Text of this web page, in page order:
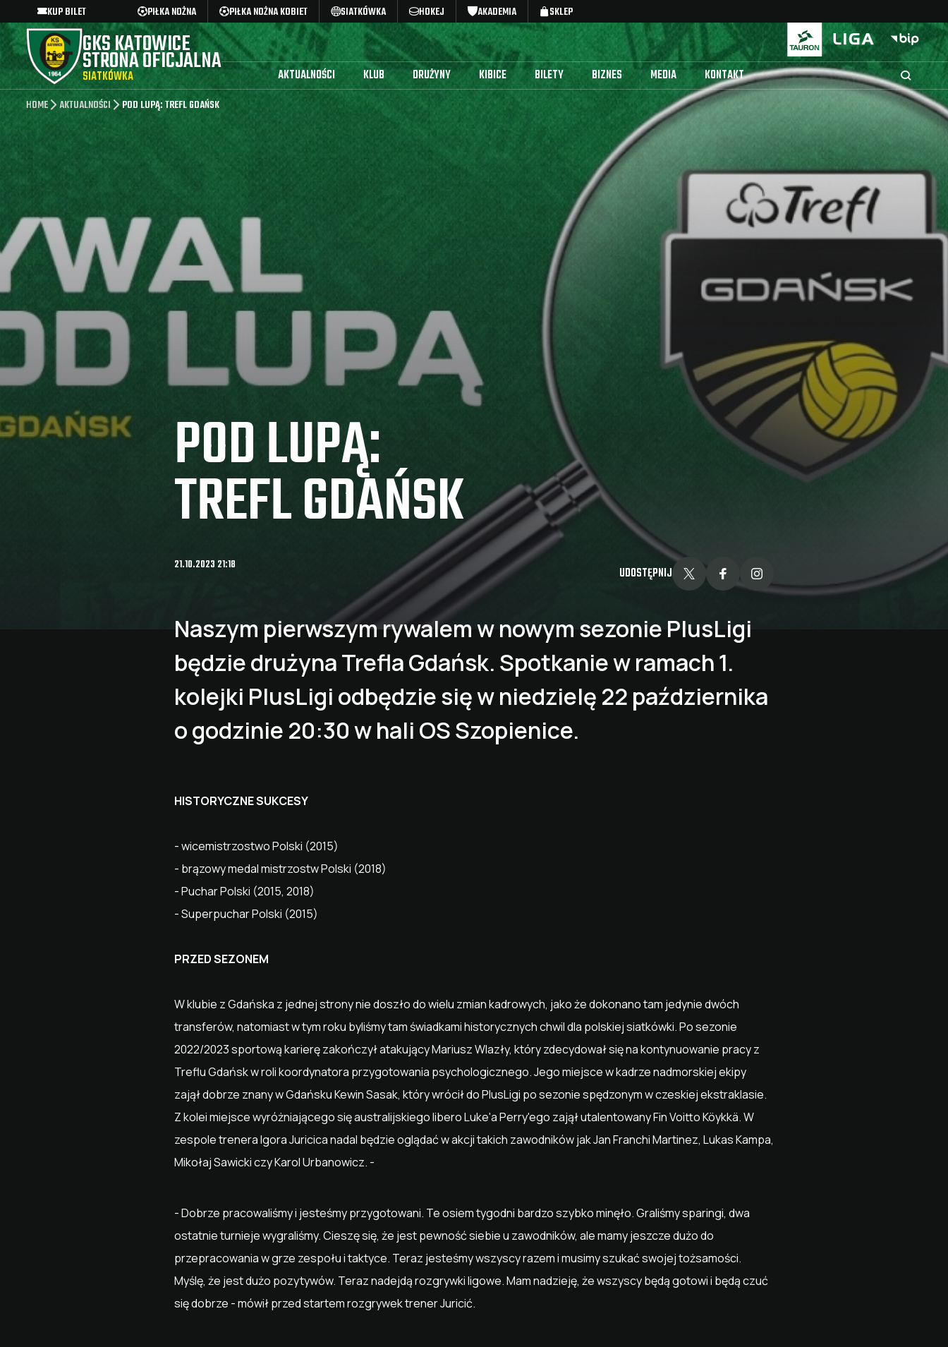
KUP BILET PIŁKA NOŻNA PIŁKA NOŻNA KOBIET SIATKÓWKA HOKEJ AKADEMIA SKLEP
GKS KATOWICE
STRONA OFICJALNA
SIATKÓWKA AKTUALNOŚCI KLUB DRUŻYNY KIBICE BILETY BIZNES MEDIA KONTAKT
HOME AKTUALNOŚCI POD LUPĄ: TREFL GDAŃSK
POD LUPĄ:
TREFL GDAŃSK
21.10.2023 21:18 UDOSTĘPNIJ
Naszym pierwszym rywalem w nowym sezonie PlusLigi
będzie drużyna Trefla Gdańsk. Spotkanie w ramach 1.
kolejki PlusLigi odbędzie się w niedzielę 22 października
o godzinie 20:30 w hali OS Szopienice.
HISTORYCZNE SUKCESY
- wicemistrzostwo Polski (2015)
- brązowy medal mistrzostw Polski (2018)
- Puchar Polski (2015, 2018)
- Superpuchar Polski (2015)
PRZED SEZONEM
W klubie z Gdańska z jednej strony nie doszło do wielu zmian kadrowych, jako że dokonano tam jedynie dwóch
transferów, natomiast w tym roku byliśmy tam świadkami historycznych chwil dla polskiej siatkówki. Po sezonie
2022/2023 sportową karierę zakończył atakujący Mariusz Wlazły, który zdecydował się na kontynuowanie pracy z
Treflu Gdańsk w roli koordynatora przygotowania psychologicznego. Jego miejsce w kadrze nadmorskiej ekipy
zajął dobrze znany w Gdańsku Kewin Sasak, który wrócił do PlusLigi po sezonie spędzonym w czeskiej ekstraklasie.
Z kolei miejsce wyróżniającego się australijskiego libero Luke'a Perry'ego zajął utalentowany Fin Voitto Köykkä. W
zespole trenera Igora Juricica nadal będzie oglądać w akcji takich zawodników jak Jan Franchi Martinez, Lukas Kampa,
Mikołaj Sawicki czy Karol Urbanowicz. -
- Dobrze pracowaliśmy i jesteśmy przygotowani. Te osiem tygodni bardzo szybko minęło. Graliśmy sparingi, dwa
ostatnie turnieje wygraliśmy. Cieszę się, że jest pewność siebie u zawodników, ale mamy jeszcze dużo do
przepracowania w grze zespołu i taktyce. Teraz jesteśmy wszyscy razem i musimy szukać swojej tożsamości.
Myślę, że jest dużo pozytywów. Teraz nadejdą rozgrywki ligowe. Mam nadzieję, że wszyscy będą gotowi i będą czuć
się dobrze - mówił przed startem rozgrywek trener Juricić.